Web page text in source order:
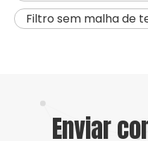
Filtro sem malha de
Enviar